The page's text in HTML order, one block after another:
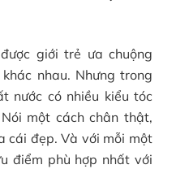
giới trẻ ưa chuộng
nhau. Nhưng trong
nước có nhiều kiểu tóc
một cách chân thật,
cái đẹp. Và với mỗi một
điểm phù hợp nhất với